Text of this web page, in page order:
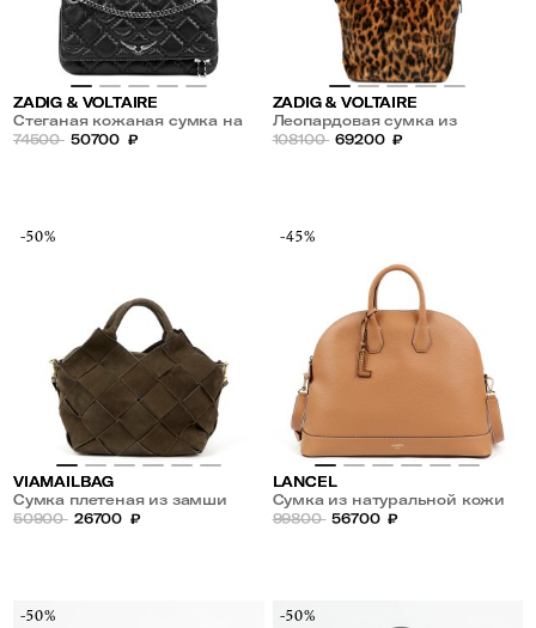
ZADIG & VOLTAIRE
Стеганая кожаная сумка на
цепочке
74500 50700 ₽
ZADIG & VOLTAIRE
Леопардовая сумка из
экомеха
108100 69200 ₽
-50%
VIAMAILBAG
Сумка плетеная из замши
50900 26700 ₽
-45%
LANCEL
Сумка из натуральной кожи
99800 56700 ₽
-50% -50%